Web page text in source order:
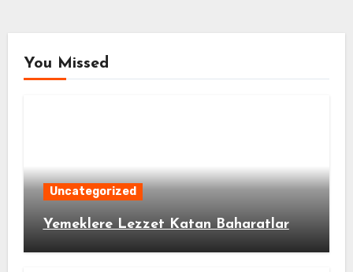
You Missed
Uncategorized
Yemeklere Lezzet Katan Baharatlar